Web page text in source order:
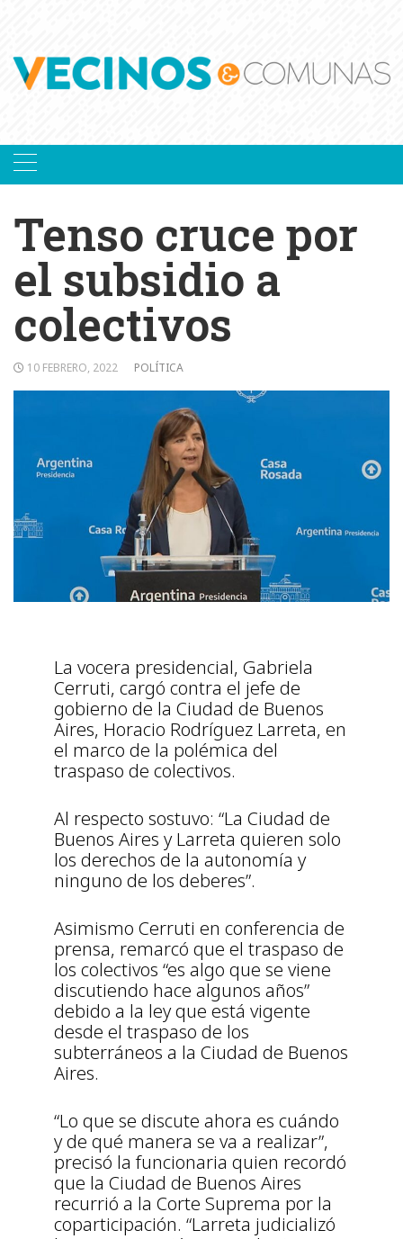
Tenso cruce por
el subsidio a
colectivos
10 FEBRERO, 2022 POLÍTICA
La vocera presidencial, Gabriela
Cerruti, cargó contra el jefe de
gobierno de la Ciudad de Buenos
Aires, Horacio Rodríguez Larreta, en
el marco de la polémica del
traspaso de colectivos.
Al respecto sostuvo: “La Ciudad de
Buenos Aires y Larreta quieren solo
los derechos de la autonomía y
ninguno de los deberes”.
Asimismo Cerruti en conferencia de
prensa, remarcó que el traspaso de
los colectivos “es algo que se viene
discutiendo hace algunos años”
debido a la ley que está vigente
desde el traspaso de los
subterráneos a la Ciudad de Buenos
Aires.
“Lo que se discute ahora es cuándo
y de qué manera se va a realizar”,
precisó la funcionaria quien recordó
que la Ciudad de Buenos Aires
recurrió a la Corte Suprema por la
coparticipación. “Larreta judicializó